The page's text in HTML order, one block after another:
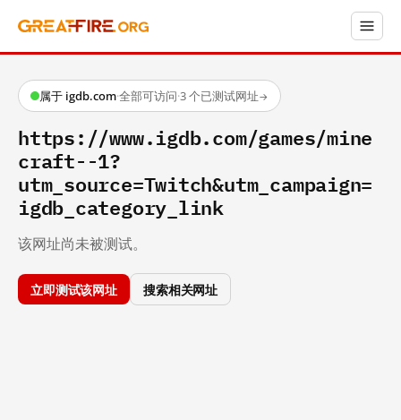
属于 igdb.com·全部可访问·3 个已测试网址→
https://www.igdb.com/games/mine
craft--1?
utm_source=Twitch&utm_campaign=
igdb_category_link
该网址尚未被测试。
立即测试该网址 搜索相关网址